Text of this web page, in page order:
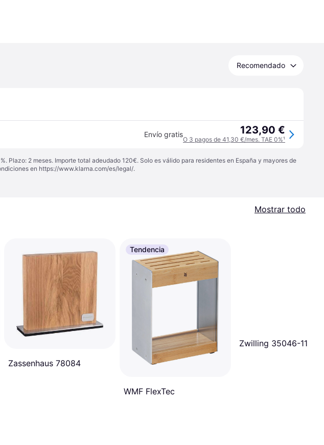
Recomendado
Envío gratis 123,90 €
O 3 pagos de 41,30 €/mes. TAE 0%¹
Plazo: 2 meses. Importe total adeudado 120€. Solo es válido para residentes en España y mayores de
en https://www.klarna.com/es/legal/.
Mostrar todo
Zassenhaus 78084
Tendencia
WMF FlexTec
Zwilling 35046-110